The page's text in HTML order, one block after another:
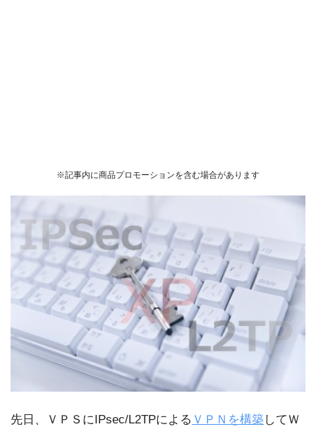
※記事内に商品プロモーションを含む場合があります
先日、ＶＰＳにIPsec/L2TPによる ＶＰＮを構築 してＷ